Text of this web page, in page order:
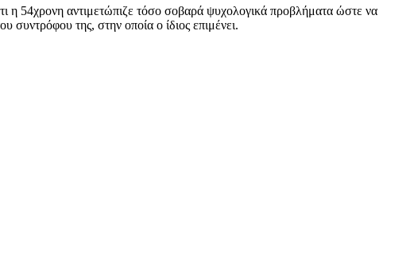
η 54χρονη αντιμετώπιζε τόσο σοβαρά ψυχολογικά προβλήματα ώστε να
συντρόφου της, στην οποία ο ίδιος επιμένει.